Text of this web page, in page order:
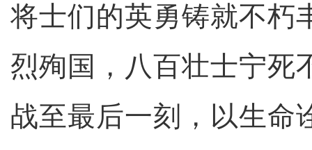
将士们的英勇铸就不朽
烈殉国，八百壮士宁死
战至最后一刻，以生命